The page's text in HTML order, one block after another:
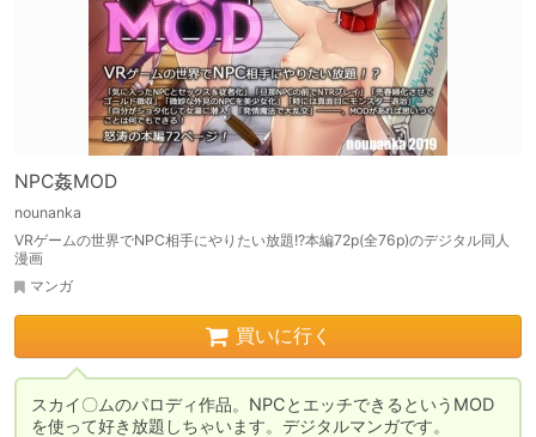
NPC姦MOD
nounanka
VRゲームの世界でNPC相手にやりたい放題!?本編72p(全76p)のデジタル同人
漫画
マンガ
買いに行く
スカイ〇ムのパロディ作品。NPCとエッチできるというMOD
を使って好き放題しちゃいます。デジタルマンガです。